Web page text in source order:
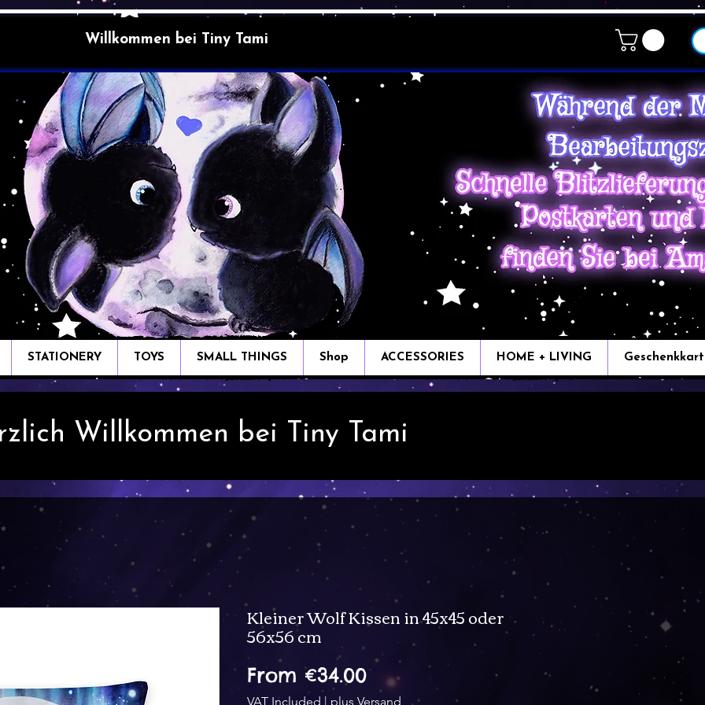
Willkommen bei Tiny Tami
STATIONERY TOYS SMALL THINGS Shop ACCESSORIES HOME + LIVING
Willkommen bei Tiny Tami
Kleiner Wolf Kissen in 45x45 oder
56x56 cm
From €34.00Sale
Price
VAT Included | plus Versand